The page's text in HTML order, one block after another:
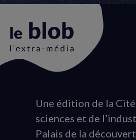
Animation
du
logo
Une édition de la
sciences et de
Palais de la